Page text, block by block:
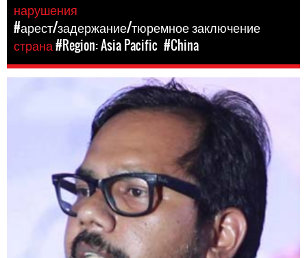
нарушения
#арест/задержание/тюремное заключение
страна#Region: Asia Pacific #China